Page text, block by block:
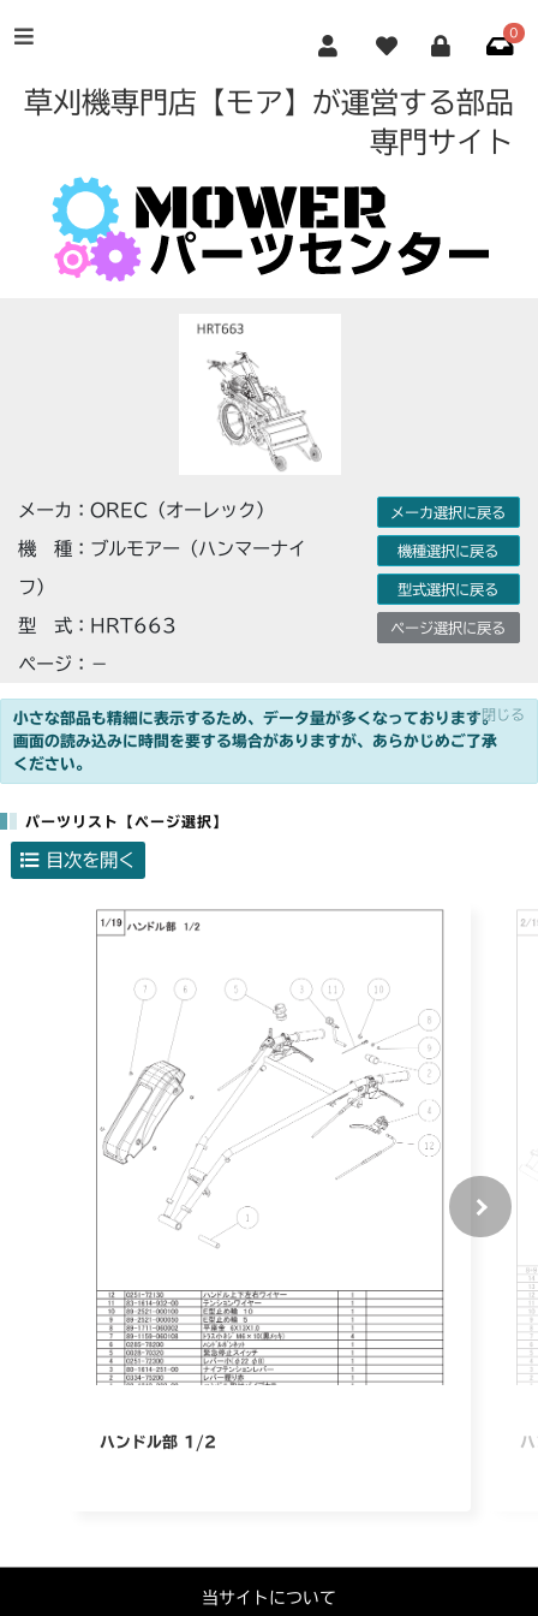
0
草刈機専門店【モア】が運営する部品
専門サイト
メーカ：OREC（オーレック）
機 種：ブルモアー（ハンマーナイ
フ）
型 式：HRT663
ページ：－
メーカ選択に戻る
機種選択に戻る
型式選択に戻る
ページ選択に戻る
小さな部品も精細に表示するため、データ量が多くなっております。
画面の読み込みに時間を要する場合がありますが、あらかじめご了承
ください。
×閉じる
パーツリスト【ページ選択】
目次を開く
ハンドル部 1/2
当サイトについて